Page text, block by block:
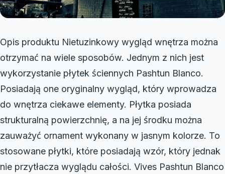
Opis produktu Nietuzinkowy wygląd wnętrza można
otrzymać na wiele sposobów. Jednym z nich jest
wykorzystanie płytek ściennych Pashtun Blanco.
Posiadają one oryginalny wygląd, który wprowadza
do wnętrza ciekawe elementy. Płytka posiada
strukturalną powierzchnię, a na jej środku można
zauważyć ornament wykonany w jasnym kolorze. To
stosowane płytki, które posiadają wzór, który jednak
nie przytłacza wyglądu całości. Vives Pashtun Blanco